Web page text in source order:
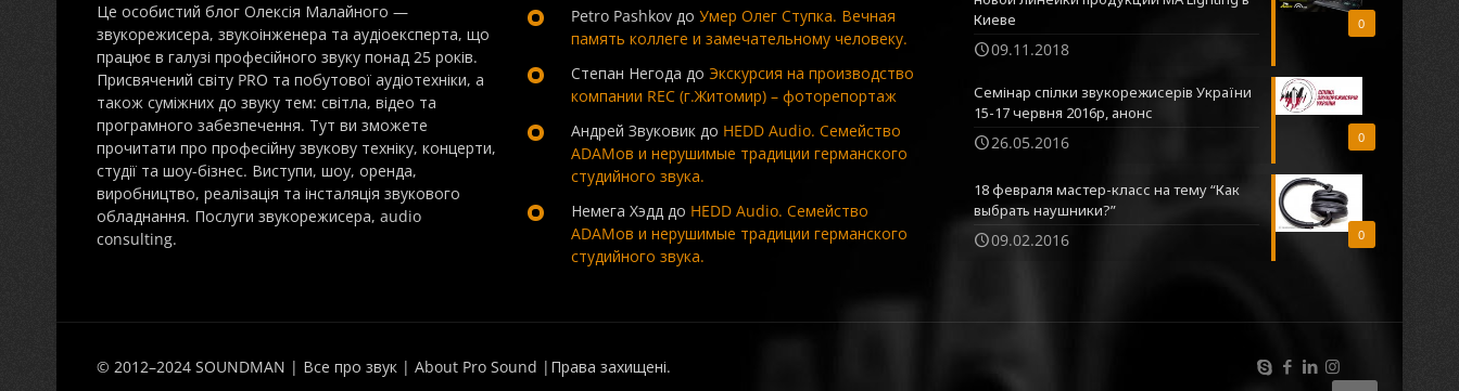
Це особистий блог Олексія Малайного —
звукорежисера, звукоінженера та аудіоексперта, що
працює в галузі професійного звуку понад 25 років.
Присвячений світу PRO та побутової аудіотехніки, а
також суміжних до звуку тем: світла, відео та
програмного забезпечення. Тут ви зможете
прочитати про професійну звукову техніку, концерти,
студії та шоу-бізнес. Виступи, шоу, оренда,
виробництво, реалізація та інсталяція звукового
обладнання. Послуги звукорежисера, audio
consulting.
Petro Pashkovдо Умер Олег Ступка. Вечная
память коллеге и замечательному человеку.
Степан Негода до Экскурсия на производство
компании REC (г.Житомир) – фоторепортаж
Андрей Звуковикдо HEDD Audio. Семейство
ADAMов и нерушимые традиции германского
студийного звука.
Немега Хэдддо HEDD Audio. Семейство
ADAMов и нерушимые традиции германского
студийного звука.
0
Киеве
09.11.2018
0
Семінар спілки звукорежисерів України
15-17 червня 2016р, анонс
26.05.2016
0
18 февраля мастер-класс на тему “Как
выбрать наушники?”
09.02.2016
© 2012–2024 SOUNDMAN | Все про звук | About Pro Sound |Права захищені.